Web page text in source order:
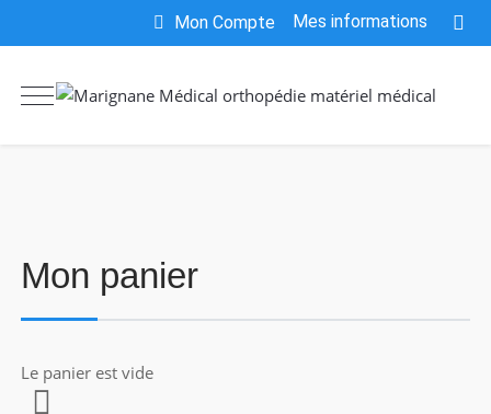
Mon Compte Mes informations
Mon panier
Le panier est vide